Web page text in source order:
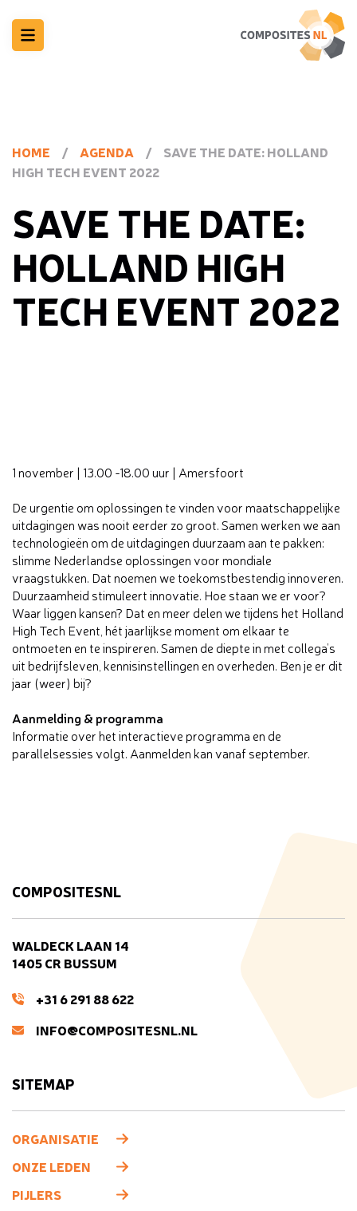
HOME / AGENDA /
SAVE THE DATE: HOLLAND
HIGH TECH EVENT 2022
SAVE THE DATE:
HOLLAND HIGH
TECH EVENT 2022
1 november | 13.00 -18.00 uur | Amersfoort
De urgentie om oplossingen te vinden voor maatschappelijke
uitdagingen was nooit eerder zo groot. Samen werken we aan
technologieën om de uitdagingen duurzaam aan te pakken:
slimme Nederlandse oplossingen voor mondiale
vraagstukken. Dat noemen we toekomstbestendig innoveren.
Duurzaamheid stimuleert innovatie. Hoe staan we er voor?
Waar liggen kansen? Dat en meer delen we tijdens het Holland
High Tech Event, hét jaarlijkse moment om elkaar te
ontmoeten en te inspireren. Samen de diepte in met collega’s
uit bedrijfsleven, kennisinstellingen en overheden. Ben je er dit
jaar (weer) bij?
Aanmelding & programma
Informatie over het interactieve programma en de
parallelsessies volgt. Aanmelden kan vanaf september.
COMPOSITESNL
WALDECK LAAN 14
1405 CR BUSSUM
+31 6 291 88 622
INFO@COMPOSITESNL.NL
SITEMAP
ORGANISATIE
ONZE LEDEN
PIJLERS